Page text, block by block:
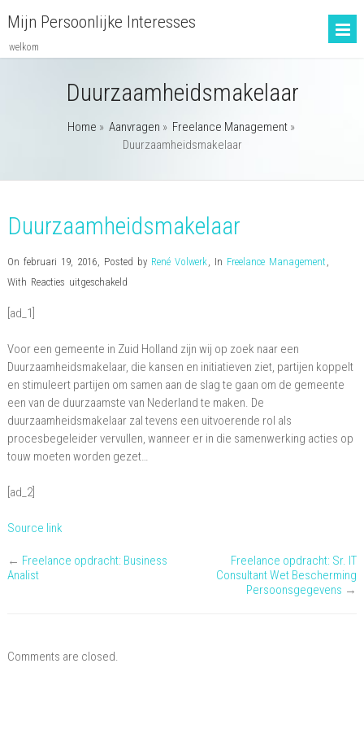
Mijn Persoonlijke Interesses
welkom
Duurzaamheidsmakelaar
Home » Aanvragen » Freelance Management»
Duurzaamheidsmakelaar
Duurzaamheidsmakelaar
On februari 19, 2016, Posted by René Volwerk, In Freelance Management ,
With Reacties uitgeschakeldvoor
[ad_1]
Voor een gemeente in Zuid Holland zijn wij op zoek naar een
Duurzaamheidsmakelaar, die kansen en initiatieven ziet, partijen koppelt
en stimuleert partijen om samen aan de slag te gaan om de gemeente
een van de duurzaamste van Nederland te maken. De
duurzaamheidsmakelaar zal tevens een uitvoerende rol als
procesbegeleider vervullen, wanneer er in die samenwerking acties op
touw moeten worden gezet…
[ad_2]
Source link
← Freelance opdracht: Business
Analist
Freelance opdracht: Sr. IT
Consultant Wet Bescherming
Persoonsgegevens →
Comments are closed.